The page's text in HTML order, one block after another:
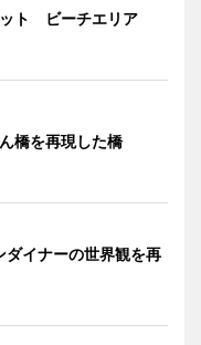
ット ビーチエリア
橋を再現した橋
イナーの世界観を再